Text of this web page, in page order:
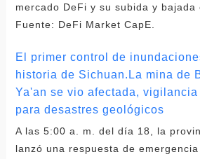
mercado DeFi y su subida y bajada
Fuente: DeFi Market CapE.
El primer control de
historia de Sichuan.La mina de
Ya'an se vio afectada,
para desastres geológicos
A las 5:00 a. m. del día 18, la
lanzó una respuesta de